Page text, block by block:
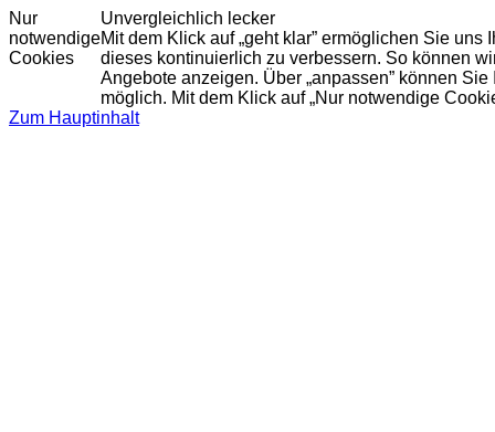
Nur
notwendige
Cookies
Unvergleichlich lecker
Mit dem Klick auf „geht klar” ermöglichen Sie
dieses kontinuierlich zu verbessern. So können
Angebote anzeigen. Über „anpassen” können
möglich. Mit dem Klick auf „Nur notwendige
Zum Hauptinhalt